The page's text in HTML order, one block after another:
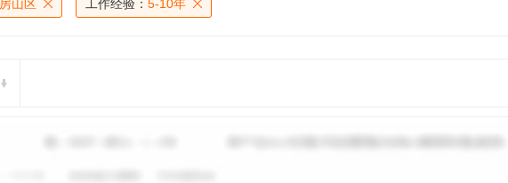
房山区 工作经验： 5-10年